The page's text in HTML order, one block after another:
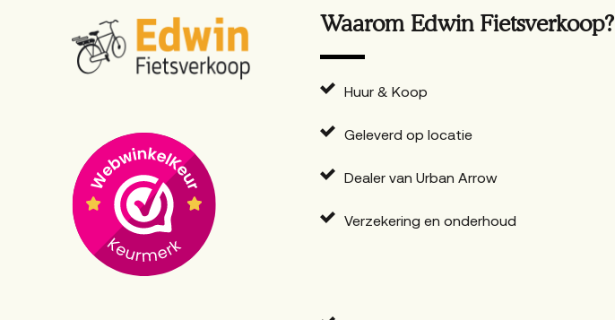
Waarom Edwin Fietsverkoop?
Huur & Koop
Geleverd op locatie
Dealer van Urban Arrow
Verzekering en onderhoud